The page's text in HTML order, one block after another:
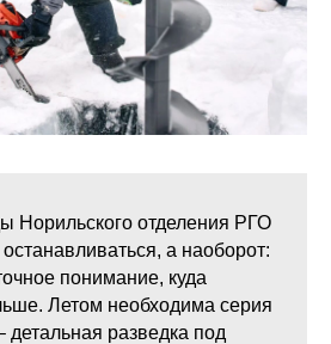
Норильского отделения РГО
а наоборот:
понимание, куда
Летом необходима серия
детальная разведка под